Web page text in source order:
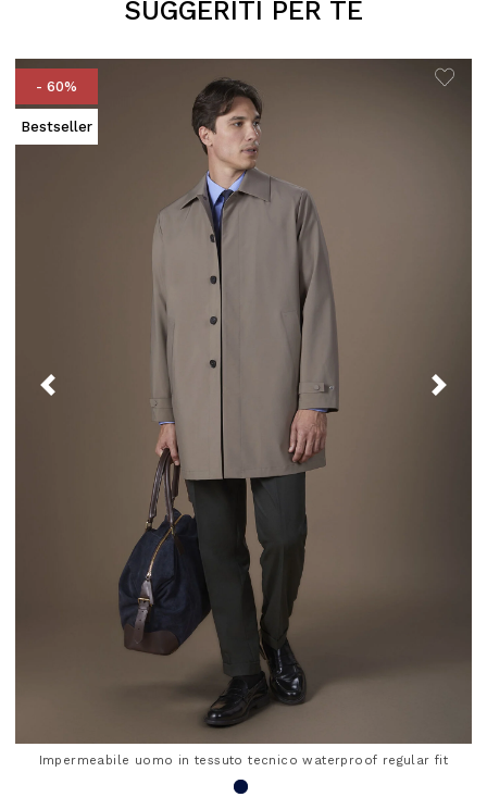
SUGGERITI PER TE
- 60%
Bestseller
Impermeabile uomo in tessuto tecnico waterproof regular fit